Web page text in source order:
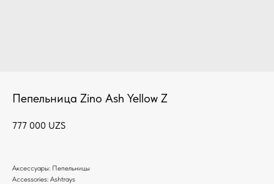
Пепельница Zino Ash Yellow Z
777 000 UZS
Аксессуары: Пепельницы
Accessories: Ashtrays